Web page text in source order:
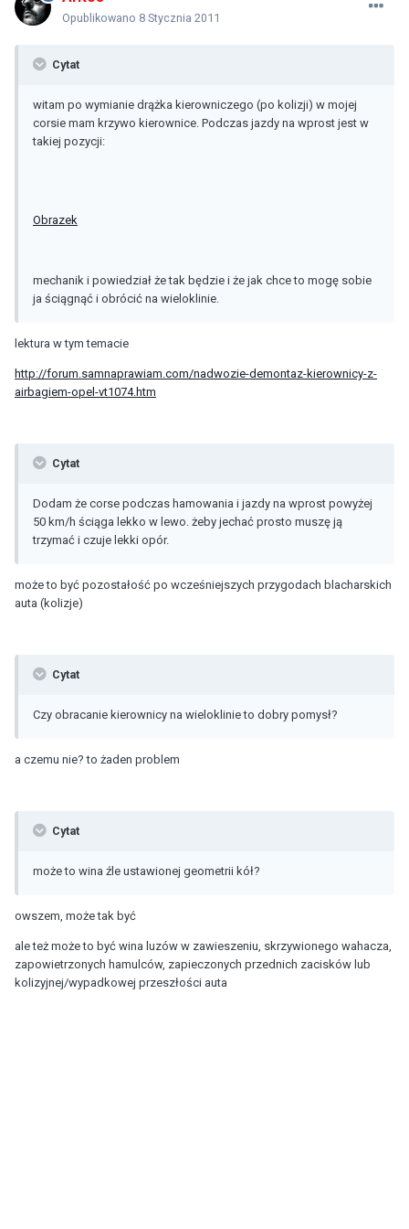
Opublikowano 8 Stycznia 2011
Cytat
witam po wymianie drążka kierowniczego (po kolizji) w mojej
corsie mam krzywo kierownice. Podczas jazdy na wprost jest w
takiej pozycji:
Obrazek
mechanik i powiedział że tak będzie i że jak chce to mogę sobie
ja ściągnąć i obrócić na wieloklinie.
lektura w tym temacie
http://forum.samnaprawiam.com/nadwozie-demontaz-kierownicy-z-
airbagiem-opel-vt1074.htm
Cytat
Dodam że corse podczas hamowania i jazdy na wprost powyżej
50 km/h ściąga lekko w lewo. żeby jechać prosto muszę ją
trzymać i czuje lekki opór.
może to być pozostałość po wcześniejszych przygodach blacharskich
auta (kolizje)
Cytat
Czy obracanie kierownicy na wieloklinie to dobry pomysł?
a czemu nie? to żaden problem
Cytat
może to wina źle ustawionej geometrii kół?
owszem, może tak być
ale też może to być wina luzów w zawieszeniu, skrzywionego wahacza,
zapowietrzonych hamulców, zapieczonych przednich zacisków lub
kolizyjnej/wypadkowej przeszłości auta